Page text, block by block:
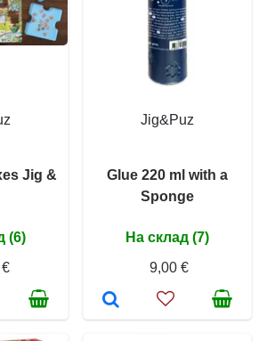
Jig &
(6)
Jig&Puz
Glue 220 ml with a
Sponge
На склад (7)
9,00 €